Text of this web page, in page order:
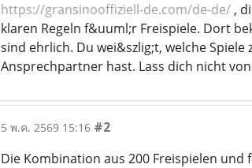
https://gransinooffiziell-de.com/de-de/,
klaren Regeln f&uuml;r Freispiele. Dort
sind ehrlich. Du wei&szlig;t, welche
Ansprechpartner hast. Lass dich nicht
5 พ.ค. 2569 15:16 #2
Die Kombination aus 200 Freispielen